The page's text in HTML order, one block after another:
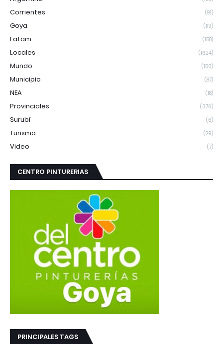
Corrientes (91)
Goya (119)
Latam (158)
Locales (1624)
Mundo (150)
Municipio (87)
NEA (18)
Provinciales (376)
Surubí (6)
Turismo (29)
Video (7)
CENTRO PINTURERIAS
PRINCIPALES TAGS